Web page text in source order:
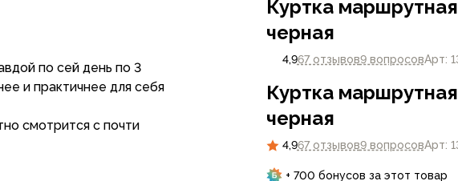
по сей день по 3
и практичнее для себя
смотрится с почти
Летом хорошо
+ 700 бонусов за этот товар
Куртка
черная
4,967 отзывов9 вопросовАрт:
Куртка
черная
4,967 отзывов9 вопросовАрт: